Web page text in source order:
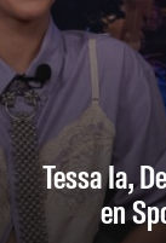
Tessa Ia,
en